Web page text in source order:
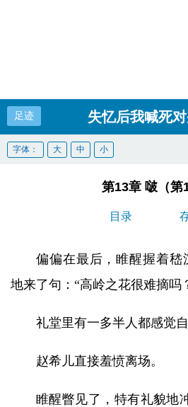
足迹 失忆后我喊死
字体： 大 中 小
第13章 啵（第1
目录
偏偏在最后，睢醒握着嵇
地来了句：“高岭之花很难摘吗
礼堂里有一多半人都感觉
赵希儿直接羞愤离场。
睢醒瞥见了，特有礼貌地